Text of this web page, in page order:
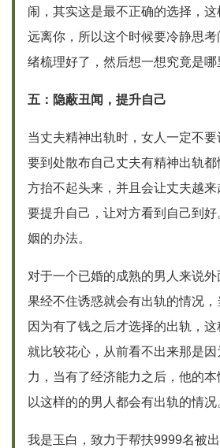
闹，其实这是最不正确的选择，
远离你，所以这个时候要冷静思
绪梳理好了，然后想一想究竟是哪
五：隐蔽丑闻，提升自己
当丈夫精神出轨时，女人一定不
要到处散布自己丈夫有精神出轨
方抬不起头来，并且会让丈夫越
要提升自己，让对方看到自己到
姻的办法。
对于一个已婚的成熟的男人来说
果经不住诱惑就会有出轨的情况
因为有了钱之后才选择的出轨，
就比较花心，从前看不出来那是
力，当有了经济能力之后，他的
以这样的的男人都会有出轨的情况
我是玉白，致力于帮扶9999名被